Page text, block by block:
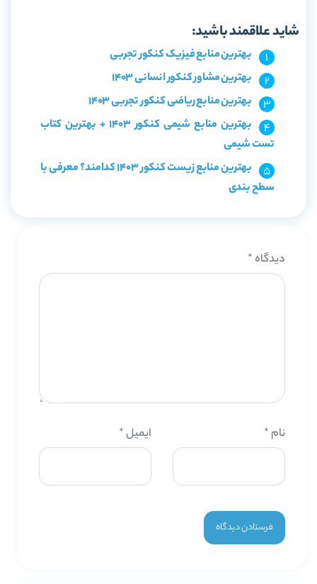
شاید علاقمند باشید:
بهترین منابع فیزیک کنکور تجربی
بهترین مشاور کنکور انسانی 1403
بهترین منابع ریاضی کنکور تجربی 1403
بهترین منابع شیمی کنکور 1403 + بهترین کتاب
تست شیمی
بهترین منابع زیست کنکور 1403 کدامند؟ معرفی با
سطح بندی
دیدگاه *
نام * ایمیل*